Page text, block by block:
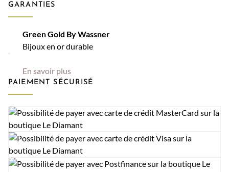
GARANTIES
Green Gold By Wassner
Bijoux en or durable
En savoir plus
PAIEMENT SÉCURISÉ